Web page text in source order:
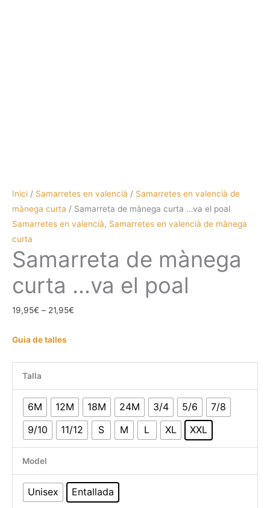
Inici / Samarretes en valencià / Samarretes en valencià de
mànega curta / Samarreta de mànega curta …va el poal
Samarretes en valencià, Samarretes en valencià de mànega
curta
Samarreta de mànega
curta …va el poal
19,95€ – 21,95€
Guia de talles
Talla
6M 12M 18M 24M 3/4 5/6
7/8
9/10
11/12 S M L XL XXL
Model
Unisex Entallada